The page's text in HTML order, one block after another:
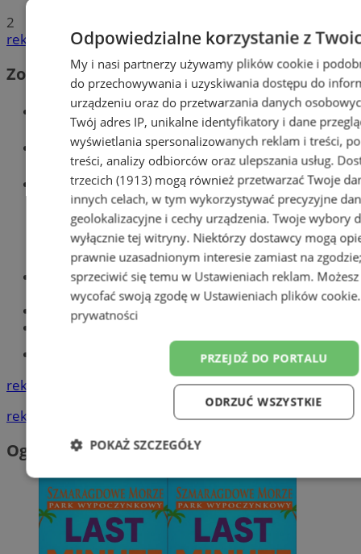
2
reklama
Zobacz również
Wiadomości kryminalne w Zabrzu
Wiadomości lokalne
Wiadomości sportowe
Optyk, okulista
Zabrze
Największy sklep z częściami online!
Tworzenie stron www -Zabrze
reklama
reklama
Ogłoszenia
Odpowiedzialne korzystanie z
My i nasi partnerzy używamy plików cookie i
do przechowywania i uzyskiwania dostępu do
urządzeniu oraz do przetwarzania danych
Twój adres IP, unikalne identyfikatory i dane
wyświetlania spersonalizowanych reklam i treści,
treści, analizy odbiorców oraz ulepszania usług.
trzecich (1913) mogą również przetwarzać Twoje
innych celach, w tym wykorzystywać precyzyjne
geolokalizacyjne i cechy urządzenia. Twoje wybory
wyłącznie tej witryny. Niektórzy dostawcy mogą
prawnie uzasadnionym interesie zamiast na
sprzeciwić się temu w Ustawieniach reklam.
wycofać swoją zgodę w Ustawieniach plików cookie
prywatności
PRZEJDŹ DO PORTALU
ODRZUĆ WSZYSTKIE
POKAŻ SZCZEGÓŁY
Niezbędne Wydajność Targetowanie
Niesklasyfikowane